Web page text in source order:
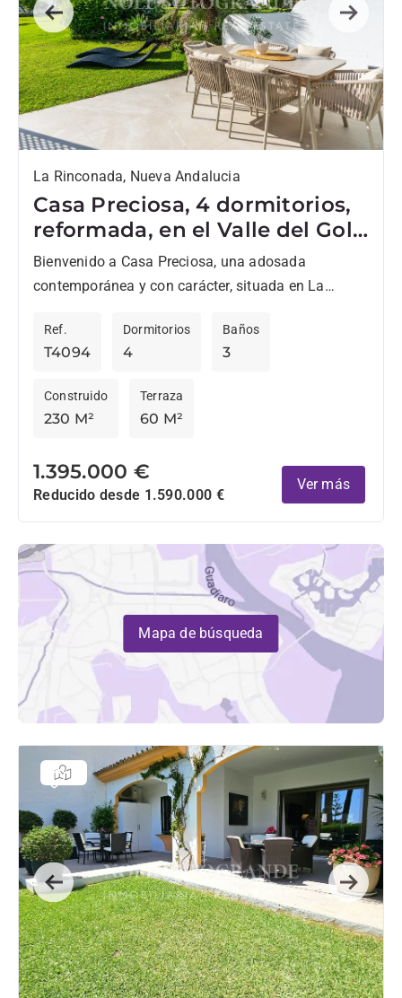
Previous Next
La Rinconada, Nueva Andalucia
Casa Preciosa, 4 dormitorios,
reformada, en el Valle del Golf
de Nueva Andalucia
Bienvenido a Casa Preciosa, una adosada
contemporánea y con carácter, situada en La
Valle del Golf de Nueva...
T4094
Ref.
4
Dormitorios
3
Baños
230 M²
Construido
60 M²
Terraza
1.395.000 €
Reducido desde 1.590.000 €
Ver más
Mapa de búsqueda
Previous Next